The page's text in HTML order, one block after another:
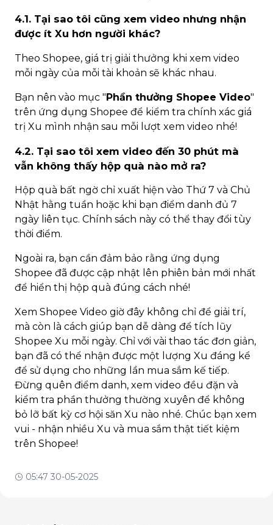
4.1. Tại sao tôi cũng xem video nhưng nhận
được ít Xu hơn người khác?
Theo Shopee, giá trị giải thưởng khi xem video
mỗi ngày của mỗi tài khoản sẽ khác nhau.
Bạn nên vào mục "Phần thưởng Shopee Video"
trên ứng dụng Shopee để kiểm tra chính xác giá
trị Xu mình nhận sau mỗi lượt xem video nhé!
4.2. Tại sao tôi xem video đến 30 phút mà
vẫn không thấy hộp quà nào mở ra?
Hộp quà bất ngờ chỉ xuất hiện vào Thứ 7 và Chủ
Nhật hằng tuần hoặc khi bạn điểm danh đủ 7
ngày liên tục. Chính sách này có thể thay đổi tùy
thời điểm.
Ngoài ra, bạn cần đảm bảo rằng ứng dụng
Shopee đã được cập nhật lên phiên bản mới nhất
để hiển thị hộp quà đúng cách nhé!
Xem Shopee Video giờ đây không chỉ để giải trí,
mà còn là cách giúp bạn dễ dàng để tích lũy
Shopee Xu mỗi ngày. Chỉ với vài thao tác đơn giản,
bạn đã có thể nhận được một lượng Xu đáng kể
để sử dụng cho những lần mua sắm kế tiếp.
Đừng quên điểm danh, xem video đều đặn và
kiểm tra phần thưởng thường xuyên để không
bỏ lỡ bất kỳ cơ hội săn Xu nào nhé. Chúc bạn xem
vui - nhận nhiều Xu và mua sắm thật tiết kiệm
trên Shopee!
05:47 30-05-2025